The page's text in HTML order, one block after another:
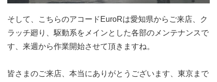
そして、こちらのアコードEuroRは愛知県からご来店、ク
ラッチ廻り、駆動系をメインとした各部のメンテナンスで
す、来週から作業開始させて頂きますね。
皆さまのご来店、本当にありがとうございます、東京まで